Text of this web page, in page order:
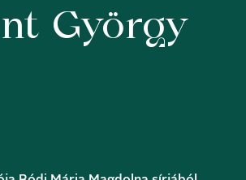
György